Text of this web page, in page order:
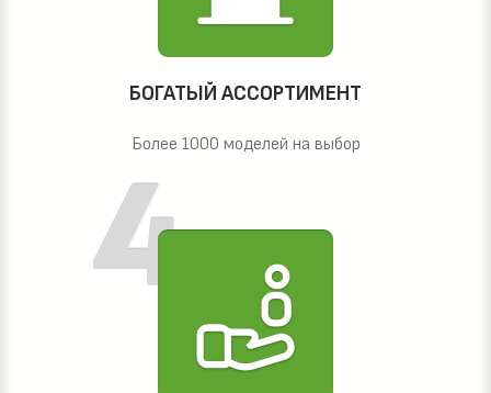
БОГАТЫЙ АССОРТИМЕНТ
Более 1000 моделей на выбор